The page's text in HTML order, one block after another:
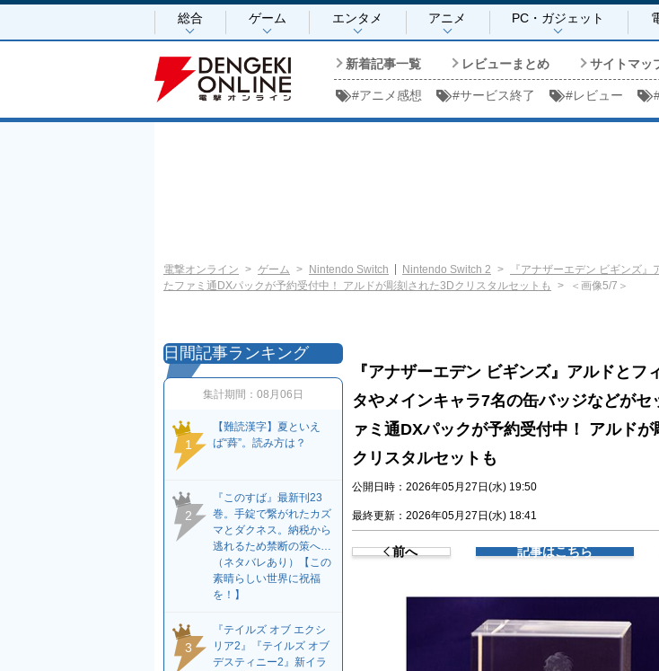
総合 ゲーム エンタメ アニメ PC・ガジェット
新着記事一覧 レビューまとめ サイトマッ
#アニメ感想 #サービス終了 #レビュー
電撃オンライン ゲーム Nintendo Switch Nintendo Switch 2
『アナザーエデン ビギンズ
たファミ通DXパックが予約受付中！ アルドが彫刻された3Dクリスタルセットも
＜画像5/7＞
『アナザーエデン ビギンズ』アルドとフ
タやメインキャラ7名の缶バッジなどがセ
ァミ通DXパックが予約受付中！ アルド
クリスタルセットも
公開日時：2026年05月27日(水) 19:50
最終更新：2026年05月27日(水) 18:41
前へ 記事はこちら
日間記事ランキング
集計期間： 08月06日
1
【難読漢字】夏といえ
ば“蕣”。読み方は？
2
『このすば』最新刊23
巻。手錠で繋がれたカズ
マとダクネス。納税から
逃れるため禁断の策へ…
（ネタバレあり）【この
素晴らしい世界に祝福
を！】
3
『テイルズ オブ エクシ
リア2』『テイルズ オブ
デスティニー2』新イラ